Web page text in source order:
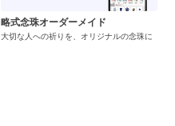
略式念珠オーダーメイド
大切な人への祈りを、オリジナルの念珠に